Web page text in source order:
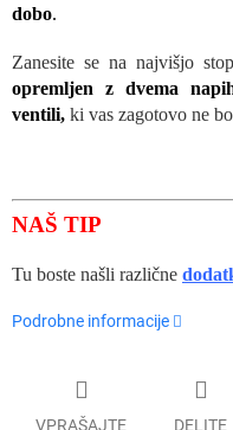
dobo.
Zanesite se na najvišjo
opremljen z dvema
ventili, ki vas zagotovo ne
NAŠ TIP
Tu boste našli različne
Podrobne informacije
VPRAŠAJTE DELITE